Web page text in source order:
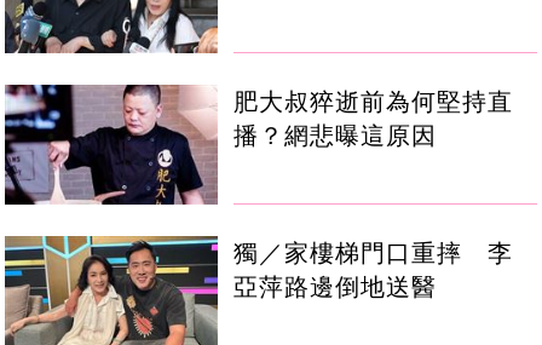
肥大叔猝逝前為何堅持直
播？網悲曝這原因
獨／家樓梯門口重摔 李
亞萍路邊倒地送醫